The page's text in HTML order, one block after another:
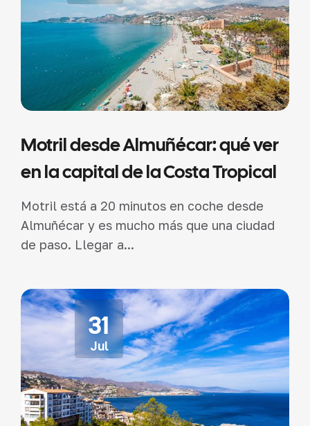
Motril desde Almuñécar: qué ver
en la capital de la Costa Tropical
Motril está a 20 minutos en coche desde
Almuñécar y es mucho más que una ciudad
de paso. Llegar a...
31
Jul